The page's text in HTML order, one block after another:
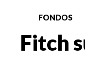
FONDOS
Fitch